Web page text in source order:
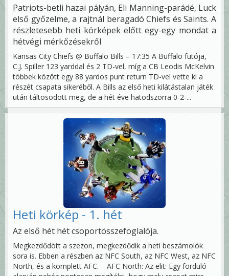
Patriots-betli hazai pályán, Eli Manning-parádé, Luck
első győzelme, a rajtnál beragadó Chiefs és Saints. A
részletesebb heti körképek előtt egy-egy mondat a
hétvégi mérkőzésekről
Kansas City Chiefs @ Buffalo Bills – 17:35 A Buffalo futója,
C.J. Spiller 123 yarddal és 2 TD-vel, míg a CB Leodis McKelvin
többek között egy 88 yardos punt return TD-vel vette ki a
részét csapata sikeréből. A Bills az első heti kilátástalan játék
után táltosodott meg, de a hét éve hatodszorra 0-2-...
Heti körkép - 1. hét
Az első hét hét csoportösszefoglalója.
Megkezdődött a szezon, megkezdődik a heti beszámolók
sora is. Ebben a részben az NFC South, az NFC West, az NFC
North, és a komplett AFC. AFC North: Az elit: Egy forduló